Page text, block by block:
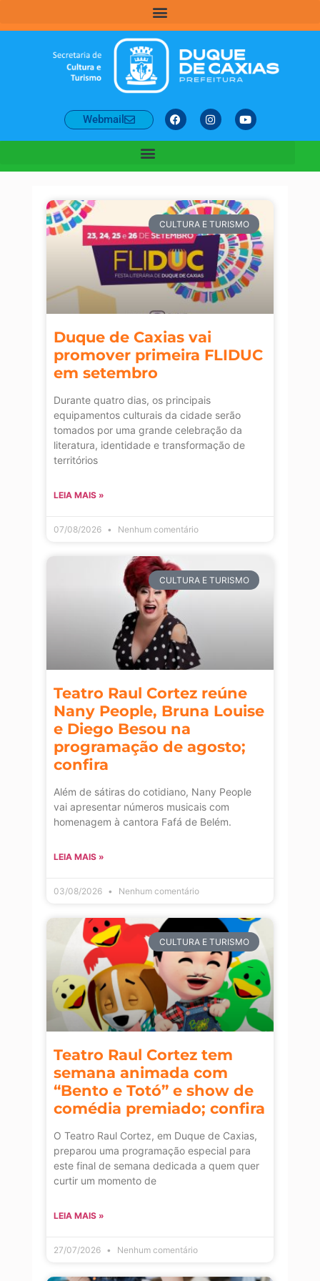
Webmail
CULTURA E TURISMO
Duque de Caxias vai
promover primeira FLIDUC
em setembro
Durante quatro dias, os principais
equipamentos culturais da cidade serão
tomados por uma grande celebração da
literatura, identidade e transformação de
territórios
LEIA MAIS »
07/08/2026 Nenhum comentário
CULTURA E TURISMO
Teatro Raul Cortez reúne
Nany People, Bruna Louise
e Diego Besou na
programação de agosto;
confira
Além de sátiras do cotidiano, Nany People
vai apresentar números musicais com
homenagem à cantora Fafá de Belém.
LEIA MAIS »
03/08/2026 Nenhum comentário
CULTURA E TURISMO
Teatro Raul Cortez tem
semana animada com
“Bento e Totó” e show de
comédia premiado; confira
O Teatro Raul Cortez, em Duque de Caxias,
preparou uma programação especial para
este final de semana dedicada a quem quer
curtir um momento de
LEIA MAIS »
27/07/2026 Nenhum comentário